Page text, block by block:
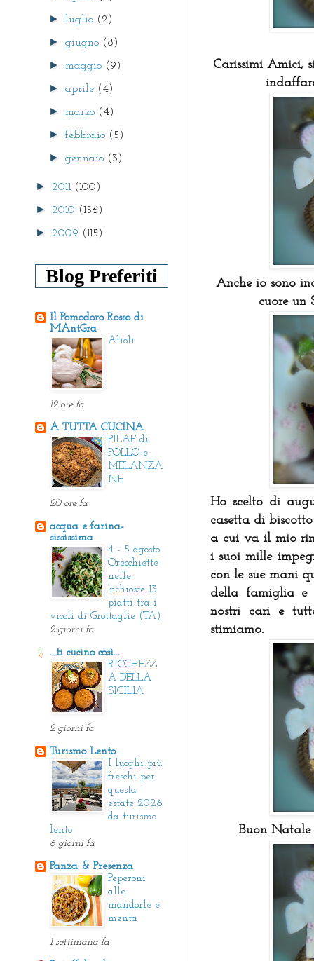
Carissimi Amici,
Anche io sono
cuore un
Ho scelto di
casetta di
a cui va il mio
i suoi mille
con le sue mani
della famiglia e
nostri cari e
stimiamo.
Buon
► luglio (2)
►giugno (8)
► maggio (9)
►aprile (4)
► marzo (4)
►febbraio (5)
►gennaio (3)
► 2011 (100)
► 2010 (156)
► 2009 (115)
Blog Preferiti
Il Pomodoro Rosso di
MAntGra
Alioli
12 ore fa
A TUTTA CUCINA
PILAF di
POLLO e
MELANZA
NE
20 ore fa
acqua e farina-
sississima
4 - 5 agosto
Orecchiette
nelle
‘nchiosce 13
piatti tra i
vicoli di Grottaglie (TA)
2 giorni fa
...ti cucino così...
RICCHEZZ
A DELLA
SICILIA
2 giorni fa
Turismo Lento
I luoghi più
freschi per
questa
estate 2026
da turismo
lento
6 giorni fa
Panza & Presenza
Peperoni
alle
mandorle e
menta
1 settimana fa